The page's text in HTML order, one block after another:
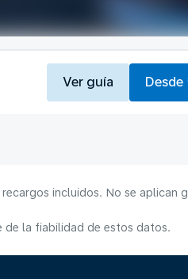
Ver guía Desde
incluidos. No se aplican
de la fiabilidad de estos datos.